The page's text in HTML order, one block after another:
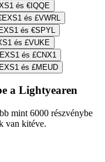
és €IQQE
és £VWRL
és €SPYL
és £VUKE
és £CNX1
és £MEUD
a Lightyearen
mint 6000 részvénybe
van kitéve.